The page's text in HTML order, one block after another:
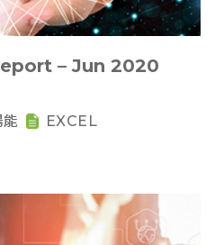
– Jun 2020
能 EXCEL